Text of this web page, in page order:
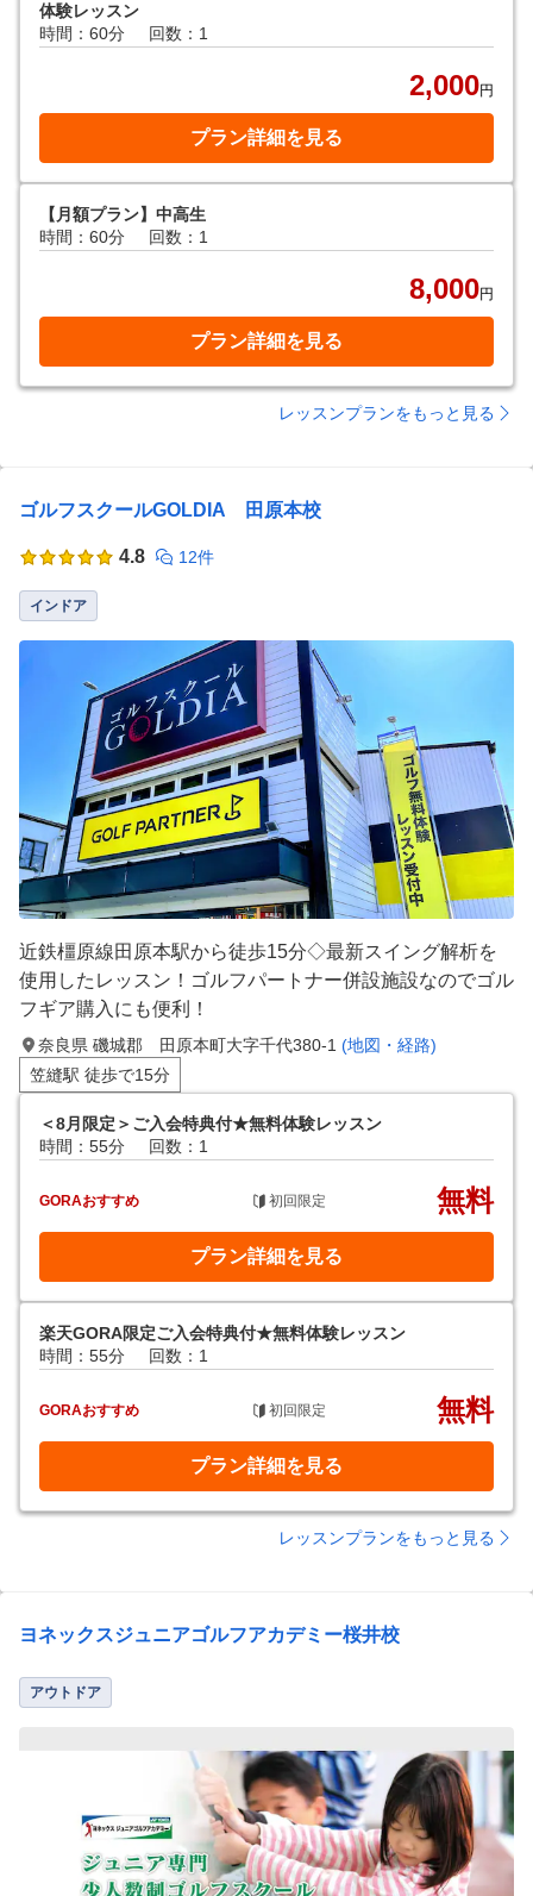
体験レッスン
時間：60分
回数：1
2,000円
プラン詳細を見る
【月額プラン】中高生
時間：60分
回数：1
8,000円
プラン詳細を見る
レッスンプランをもっと見る
ゴルフスクールGOLDIA 田原本校
4.8 12件
インドア
近鉄橿原線田原本駅から徒歩15分◇最新スイング解析を
使用したレッスン！ゴルフパートナー併設施設なのでゴル
フギア購入にも便利！
奈良県 磯城郡 田原本町大字千代380-1 (地図・経路)
笠縫駅 徒歩で15分
＜8月限定＞ご入会特典付★無料体験レッスン
時間：55分
回数：1
GORAおすすめ 初回限定 無料
プラン詳細を見る
楽天GORA限定ご入会特典付★無料体験レッスン
時間：55分
回数：1
GORAおすすめ 初回限定 無料
プラン詳細を見る
レッスンプランをもっと見る
ヨネックスジュニアゴルフアカデミー桜井校
アウトドア